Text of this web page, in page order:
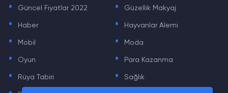
Güncel Fiyatlar 2022 Güzellik Makyaj
. Haber . Hayvanlar Alemi
. Mobil . Moda
. Oyun . Para Kazanma
. Rüya Tabiri . Sağlık
. .